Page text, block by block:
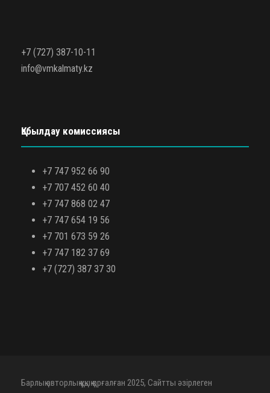
+7 (727) 387-10-11
info@vmkalmaty.kz
Қабылдау комиссиясы
+7 747 952 66 90
+7 707 452 60 40
+7 747 868 02 47
+7 747 654 19 56
+7 701 673 59 26
+7 747 182 37 69
+7 (727) 387 37 30
Барлық авторлық құқық қорғалған 2025, Сайтты әзірлеген